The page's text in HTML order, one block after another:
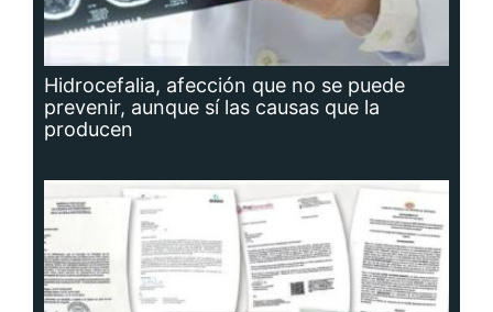
Hidrocefalia, afección que no se puede
prevenir, aunque sí las causas que la
producen